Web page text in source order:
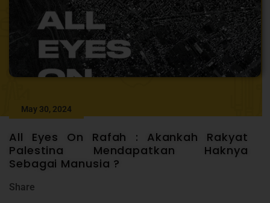
May 30, 2024
All Eyes On Rafah : Akankah Rakyat
Palestina Mendapatkan Haknya
Sebagai Manusia ?
Share